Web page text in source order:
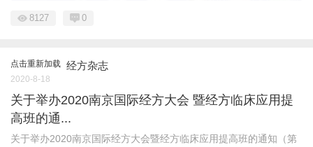
8127 0
点击重新加载 经方杂志
2020-8-18
关于举办2020南京国际经方大会 暨经方临床应用提
高班的通...
关于举办2020南京国际经方大会暨经方临床应用提高班的通知（第